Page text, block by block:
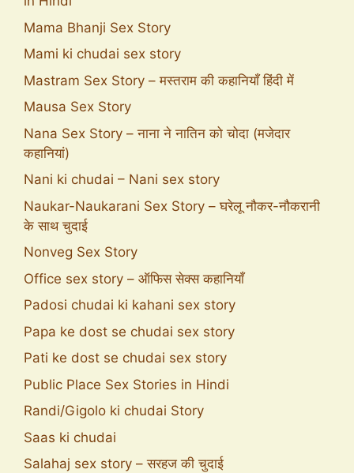
Mama Bhanji Sex Story
Mami ki chudai sex story
Mastram Sex Story – मस्तराम की कहानियाँ हिंदी में
Mausa Sex Story
Nana Sex Story – नाना ने नातिन को चोदा (मजेदार
कहानियां)
Nani ki chudai – Nani sex story
Naukar-Naukarani Sex Story – घरेलू नौकर-नौकरानी
के साथ चुदाई
Nonveg Sex Story
Office sex story – ऑफिस सेक्स कहानियाँ
Padosi chudai ki kahani sex story
Papa ke dost se chudai sex story
Pati ke dost se chudai sex story
Public Place Sex Stories in Hindi
Randi/Gigolo ki chudai Story
Saas ki chudai
Salahaj sex story – सरहज की चुदाई